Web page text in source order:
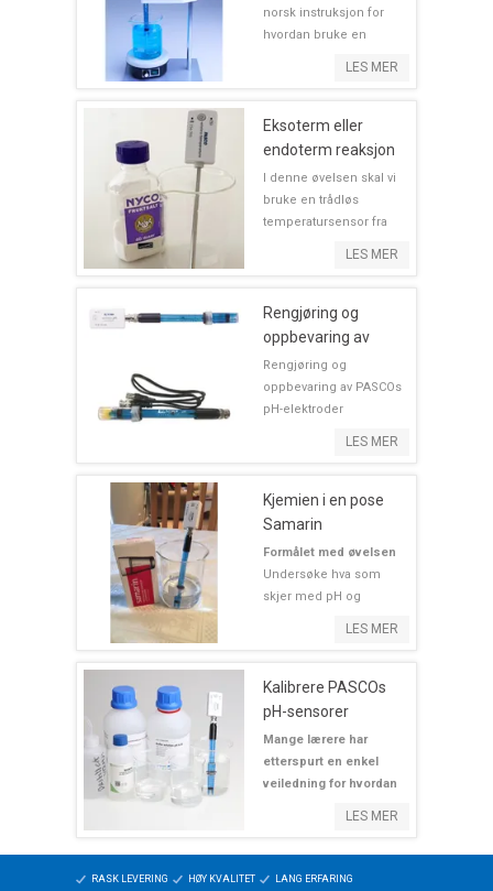
norsk instruksjon for
hvordan bruke en
resultat! Analyser...
LES MER
Eksoterm eller
endoterm reaksjon
I denne øvelsen skal vi
bruke en trådløs
temperatursensor fra
vann...
LES MER
Rengjøring og
oppbevaring av
PASCOs pH
elektroder
Rengjøring og
oppbevaring av PASCOs
pH-elektroder
LES MER
Kjemien i en pose
Samarin
Formålet med øvelsen
Undersøke hva som
skjer med pH og
vann. ...
LES MER
Kalibrere PASCOs
pH-sensorer
Mange lærere har
etterspurt en enkel
veiledning for hvordan
dekker bade SPARKvue
LES MER
RASK LEVERING HØY KVALITET LANG ERFARING